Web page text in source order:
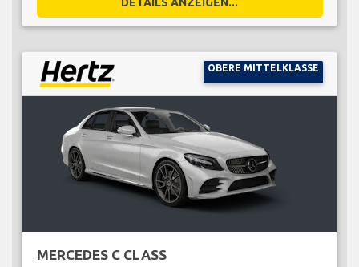
OBERE MITTELKLASSE
MERCEDES C CLASS